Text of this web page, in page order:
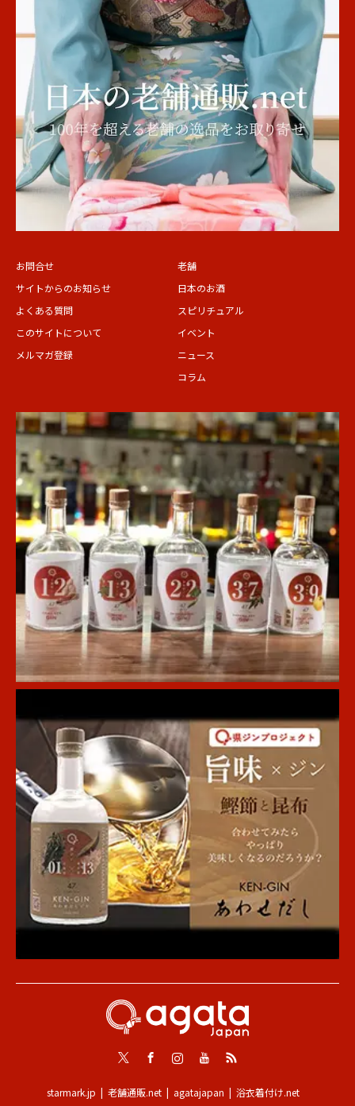
お問合せ
サイトからのお知らせ
よくある質問
このサイトについて
メルマガ登録
老舗
日本のお酒
スピリチュアル
イベント
ニュース
コラム
InstagramYoutube
RSS
starmark.jp 老舗通販.net agatajapan 浴衣着付け.net